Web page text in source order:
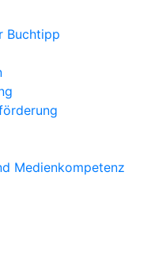
Buchtipp
Medienkompetenz